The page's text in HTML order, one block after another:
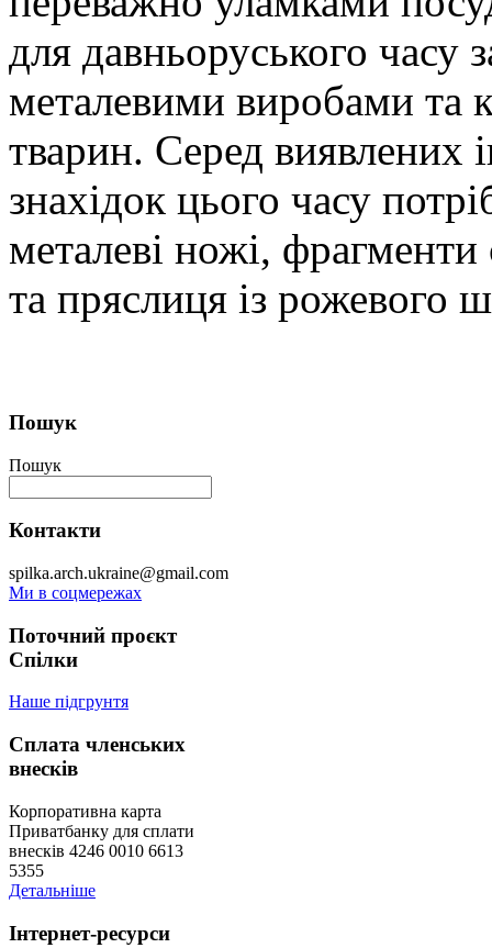
для давньоруського часу
металевими виробами та
тварин. Серед виявлених
знахідок цього часу
металеві ножі, фрагменти
та пряслиця із рожевого
Пошук
Пошук
Контакти
spilka.arch.ukraine@gmail.com
Ми в соцмережах
Поточний проєкт
Спілки
Наше підгрунтя
Сплата членських
внесків
Корпоративна карта
Приватбанку для сплати
внесків 4246 0010 6613
5355
Детальніше
Інтернет-ресурси